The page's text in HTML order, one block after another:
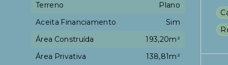
Terreno
Plano
Aceita Financiamento
Sim
Área Construída
193,20m²
Área Privativa
138,81m²